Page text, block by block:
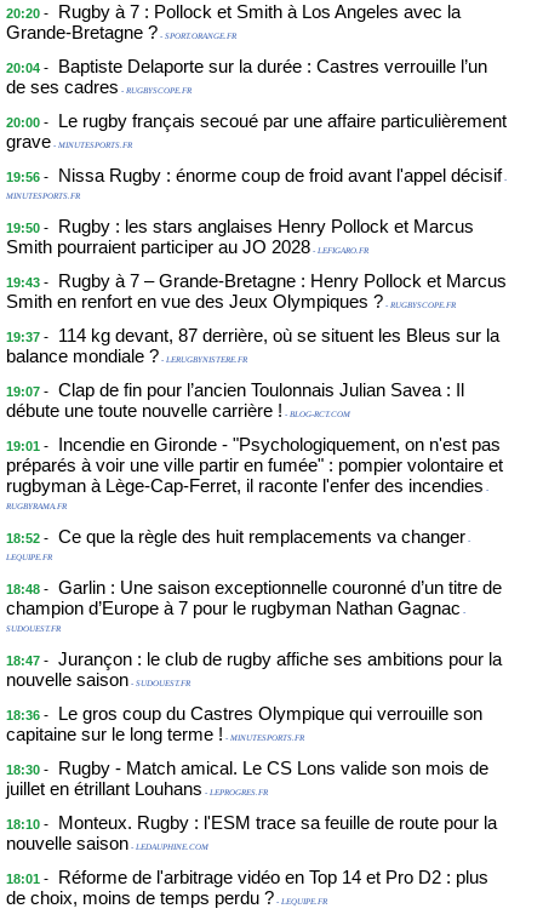
20:20 -
Rugby à 7 : Pollock et Smith à Los Angeles avec la
Grande-Bretagne ? - SPORT.ORANGE.FR
20:04 -
Baptiste Delaporte sur la durée : Castres verrouille l’un
de ses cadres - RUGBYSCOPE.FR
20:00 -
Le rugby français secoué par une affaire particulièrement
grave - MINUTESPORTS.FR
19:56 - Nissa Rugby : énorme coup de froid avant l'appel décisif -
MINUTESPORTS.FR
19:50 -
Rugby : les stars anglaises Henry Pollock et Marcus
Smith pourraient participer au JO 2028 - LEFIGARO.FR
19:43 -
Rugby à 7 – Grande-Bretagne : Henry Pollock et Marcus
Smith en renfort en vue des Jeux Olympiques ? - RUGBYSCOPE.FR
19:37 -
114 kg devant, 87 derrière, où se situent les Bleus sur la
balance mondiale ? - LERUGBYNISTERE.FR
19:07 - Clap de fin pour l’ancien Toulonnais Julian Savea : Il
débute une toute nouvelle carrière ! - BLOG-RCT.COM
19:01 -
Incendie en Gironde - "Psychologiquement, on n'est pas
préparés à voir une ville partir en fumée" : pompier volontaire et
rugbyman à Lège-Cap-Ferret, il raconte l'enfer des incendies -
RUGBYRAMA.FR
18:52 - Ce que la règle des huit remplacements va changer -
LEQUIPE.FR
18:48 - Garlin : Une saison exceptionnelle couronné d’un titre de
champion d’Europe à 7 pour le rugbyman Nathan Gagnac -
SUDOUEST.FR
18:47 - Jurançon : le club de rugby affiche ses ambitions pour la
nouvelle saison - SUDOUEST.FR
18:36 -
Le gros coup du Castres Olympique qui verrouille son
capitaine sur le long terme ! - MINUTESPORTS.FR
18:30 -
Rugby - Match amical. Le CS Lons valide son mois de
juillet en étrillant Louhans - LEPROGRES.FR
18:10 -
Monteux. Rugby : l'ESM trace sa feuille de route pour la
nouvelle saison - LEDAUPHINE.COM
18:01 -
Réforme de l'arbitrage vidéo en Top 14 et Pro D2 : plus
de choix, moins de temps perdu ? - LEQUIPE.FR